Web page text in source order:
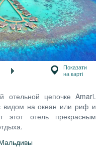
Показати
на карті
отельной цепочке Amari.
на океан или риф и
этот отель прекрасным